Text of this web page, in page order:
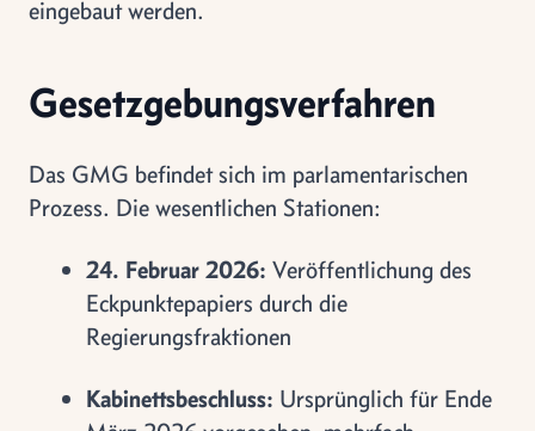
eingebaut werden.
Gesetzgebungsverfahren
Das GMG befindet sich im parlamentarischen
Prozess. Die wesentlichen Stationen:
24. Februar 2026: Veröffentlichung des
Eckpunktepapiers durch die
Regierungsfraktionen
Kabinettsbeschluss: Ursprünglich für Ende